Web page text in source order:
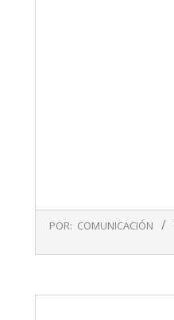
07-
06
POR: COMUNICACIÓN